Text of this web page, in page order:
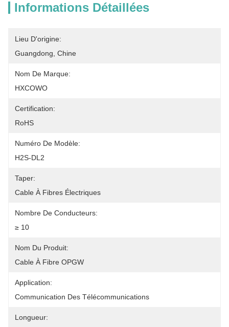
Informations Détaillées
Lieu D'origine:
Guangdong, Chine
Nom De Marque:
HXCOWO
Certification:
RoHS
Numéro De Modèle:
H2S-DL2
Taper:
Cable À Fibres Électriques
Nombre De Conducteurs:
≥ 10
Nom Du Produit:
Cable À Fibre OPGW
Application:
Communication Des Télécommunications
Longueur: